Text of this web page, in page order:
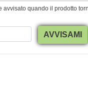
avvisato quando il prodotto
AVVISAMI